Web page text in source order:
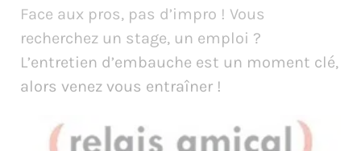
Face aux pros, pas d’impro ! Vous
recherchez un stage, un emploi ?
L’entretien d’embauche est un moment clé,
alors venez vous entraîner !